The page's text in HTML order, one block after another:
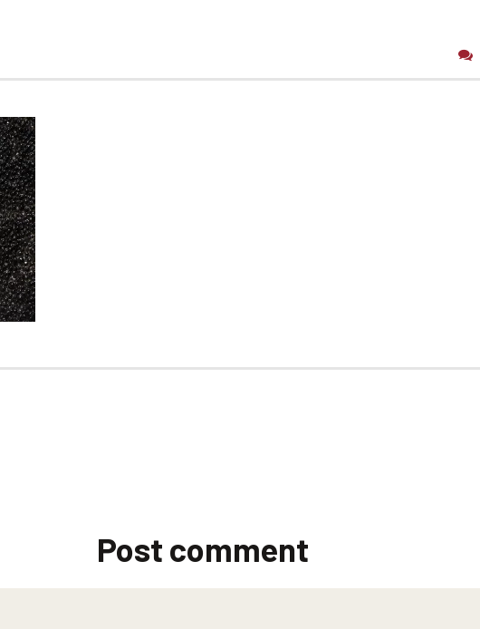
Post comment